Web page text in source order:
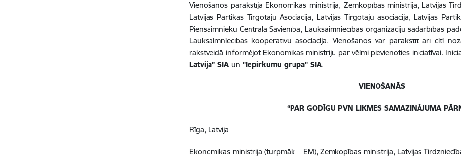
Vienošanos parakstīja Ekonomikas ministrija, Zemkopības ministrija, Latvijas
Latvijas Pārtikas Tirgotāju Asociācija, Latvijas Tirgotāju asociācija, Latvijas
Piensaimnieku Centrālā Savienība, Lauksaimniecības organizāciju sadarbības
Lauksaimniecības kooperatīvu asociācija. Vienošanos var parakstīt arī citi
rakstveidā informējot Ekonomikas ministriju par vēlmi pievienoties iniciatīvai.
Latvija” SIA un "Iepirkumu grupa" SIA.
VIENOŠANĀS
“PAR GODĪGU PVN LIKMES SAMAZINĀJUMA
Rīga, Latvija 2026.
Ekonomikas ministrija (turpmāk – EM), Zemkopības ministrija, Latvijas